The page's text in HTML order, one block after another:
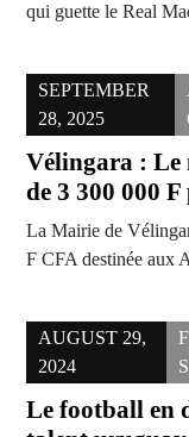
qui guette le Real
SEPTEMBER
28, 2025
Vélingara : Le
de 3 300 000
La Mairie de
F CFA destinée aux
AUGUST 29,
2024
Le football en